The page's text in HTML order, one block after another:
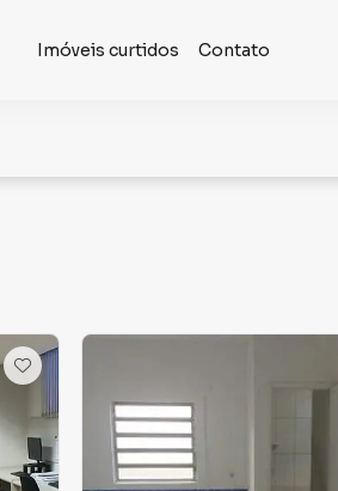
Imóveis curtidos Contato